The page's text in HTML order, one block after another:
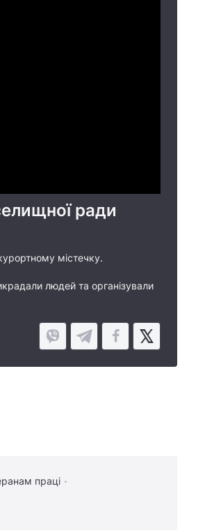
ради
містечку.
людей та організували
праці